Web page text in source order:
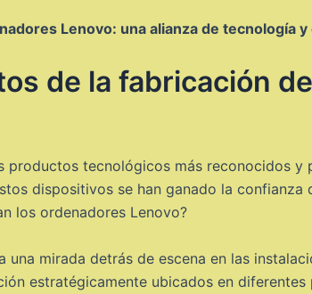
Lenovo: una alianza de tecnología y
de la fabricación
productos tecnológicos más reconocidos
dispositivos se han ganado la confianza
los ordenadores Lenovo?
una mirada detrás de escena en las
estratégicamente ubicados en